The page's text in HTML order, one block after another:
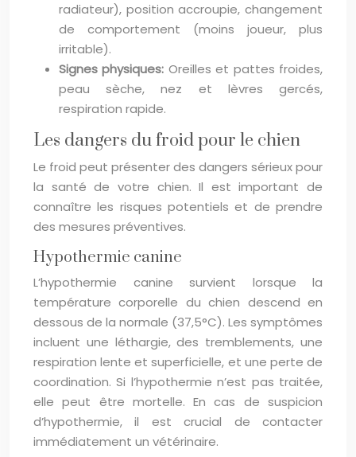
radiateur), position accroupie, changement
de comportement (moins joueur, plus
irritable).
Signes physiques: Oreilles et pattes froides,
peau sèche, nez et lèvres gercés,
respiration rapide.
Les dangers du froid pour le chien
Le froid peut présenter des dangers sérieux pour
la santé de votre chien. Il est important de
connaître les risques potentiels et de prendre
des mesures préventives.
Hypothermie canine
L’hypothermie canine survient lorsque la
température corporelle du chien descend en
dessous de la normale (37,5°C). Les symptômes
incluent une léthargie, des tremblements, une
respiration lente et superficielle, et une perte de
coordination. Si l’hypothermie n’est pas traitée,
elle peut être mortelle. En cas de suspicion
d’hypothermie, il est crucial de contacter
immédiatement un vétérinaire.